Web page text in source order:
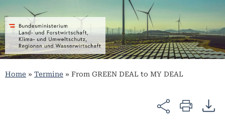
Home » Termine » From GREEN DEAL to MY DEAL